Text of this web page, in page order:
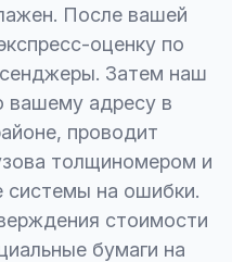
После вашей
оценку по
Затем наш
вашему адресу в
проводит
толщиномером и
системы на ошибки.
стоимости
бумаги на